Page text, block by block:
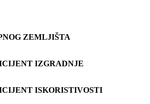
ZEMLJIŠTA
IZGRADNJE
ISKORISTIVOSTI